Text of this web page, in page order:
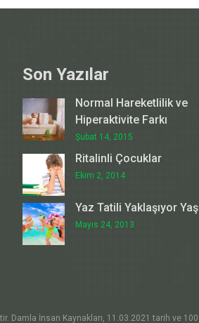
Son Yazılar
Normal Hareketlilik ve
Hiperaktivite Farkı
Şubat 14, 2015
Ritalinli Çocuklar
Ekim 2, 2014
Yaz Tatili Yaklaşıyor
Mayıs 24, 2013
Damla İnsan Kaynakları, 11.03.2021 tarih ve